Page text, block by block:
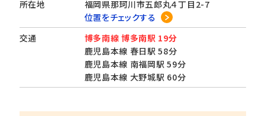
所在地
福岡県那珂川市五郎丸４丁目2-7
位置をチェックする
交通
博多南線 博多南駅 19分
鹿児島本線 春日駅 58分
鹿児島本線 南福岡駅 59分
鹿児島本線 大野城駅 60分